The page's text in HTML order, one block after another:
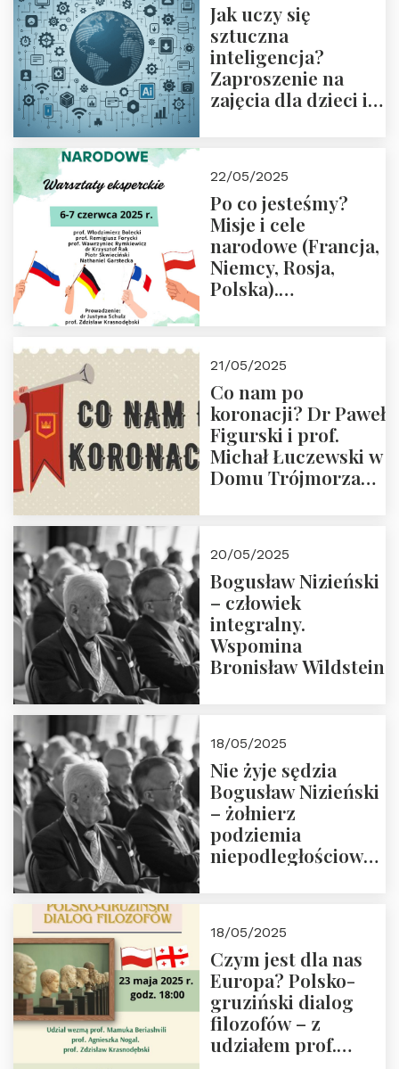
Jak uczy się
sztuczna
inteligencja?
Zaproszenie na
zajęcia dla dzieci i
22/05/2025
Po co jesteśmy?
Misje i cele
narodowe (Francja,
Niemcy, Rosja,
Polska).
Zapraszamy do
zapisów.
21/05/2025
Co nam po
koronacji? Dr Paweł
Figurski i prof.
Michał Łuczewski w
Domu Trójmorza
20/05/2025
Bogusław Nizieński
– człowiek
integralny.
Wspomina
Bronisław Wildstein
18/05/2025
Nie żyje sędzia
Bogusław Nizieński
– żołnierz
podziemia
niepodległościowego
społeczny, członek
Kapituły Nagrody
im. Prezydenta
Lecha
Kaczyńskiego.
Wielki autorytet.
18/05/2025
Czym jest dla nas
Europa? Polsko-
gruziński dialog
filozofów – z
udziałem prof.